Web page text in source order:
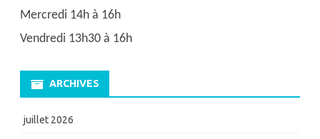
Mercredi 14h à 16h
Vendredi 13h30 à 16h
ARCHIVES
juillet 2026